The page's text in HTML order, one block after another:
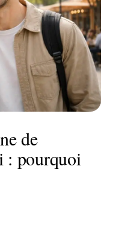
de
: pourquoi